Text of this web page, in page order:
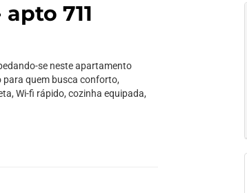
711
se neste apartamento
para quem busca conforto,
Wi-fi rápido, cozinha equipada,